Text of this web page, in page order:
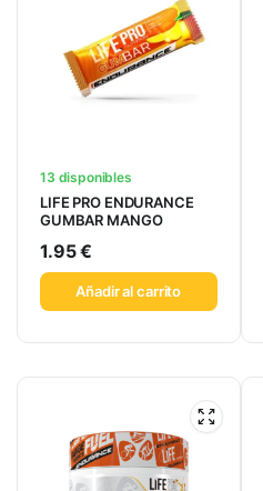
13 disponibles
LIFE PRO ENDURANCE
GUMBAR MANGO
1.95€
Añadir al carrito